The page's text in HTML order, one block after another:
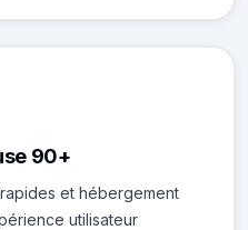
90+
et hébergement
utilisateur